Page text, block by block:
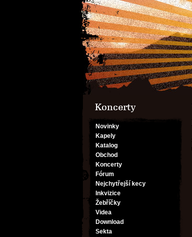
Koncerty
Novinky
Kapely
Katalog
Obchod
Koncerty
Fórum
Nejchytřejší kecy
Inkvizice
Žebříčky
Videa
Download
Sekta